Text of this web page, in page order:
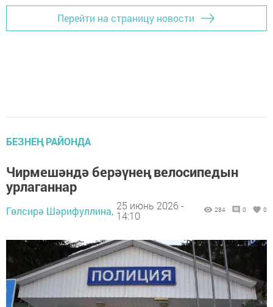
Перейти на страницу новости
БЕЗНЕҢ РАЙОНДА
Чирмешәндә берәүнең велосипедын
урлаганнар
Гөлсирә Шәрифуллина, 25 июнь 2026 -
14:10
284 0 0